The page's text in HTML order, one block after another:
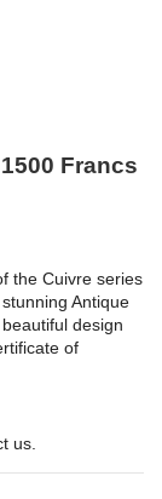
Francs
the Cuivre series
Antique
design
of
us.